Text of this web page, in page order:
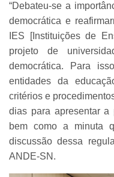
“Debateu-se a
democrática e
IES [Instituições de
projeto de
democrática. Para
entidades da
critérios e
dias para apresentar a
bem como a minuta
discussão dessa
ANDE-SN.